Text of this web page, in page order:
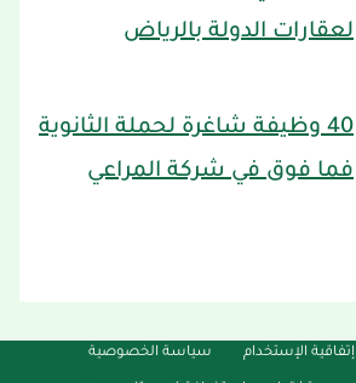
لعقارات الدولة بالرياض
40 وظيفة شاغرة لحملة الثانوية
فما فوق في شركة المراعي
إتفاقية الإستخدام سياسة الخصوصية